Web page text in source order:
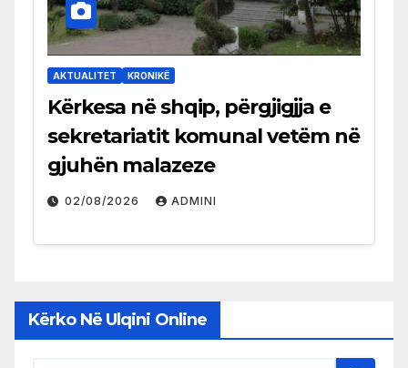
AKTUALITET KRONIKË
Kërkesa në shqip, përgjigjja e
sekretariatit komunal vetëm në
gjuhën malazeze
02/08/2026 ADMINI
Kërko Në Ulqini Online